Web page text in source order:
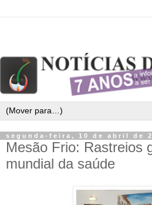
segunda-feira, 10 de abril de
Mesão Frio: Rastreios
mundial da saúde